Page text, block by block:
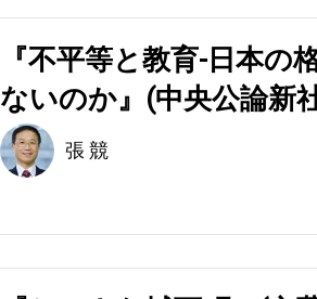
『不平等と教育-日本の
ないのか』(中央公論新
張 競